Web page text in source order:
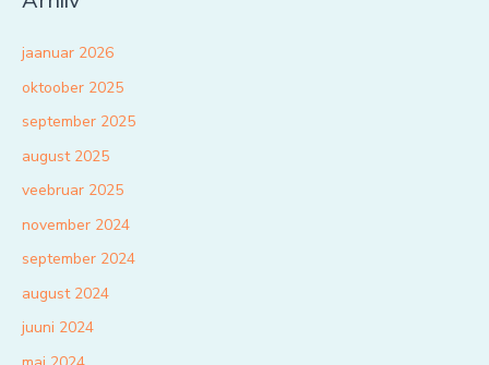
jaanuar 2026
oktoober 2025
september 2025
august 2025
veebruar 2025
november 2024
september 2024
august 2024
juuni 2024